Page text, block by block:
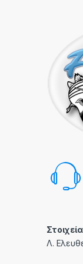
Λ.